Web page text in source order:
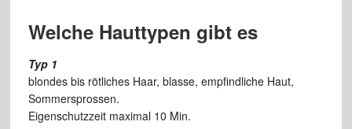
Welche Hauttypen gibt es
Typ 1
blondes bis rötliches Haar, blasse, empfindliche Haut,
Sommersprossen.
Eigenschutzzeit maximal 10 Min.